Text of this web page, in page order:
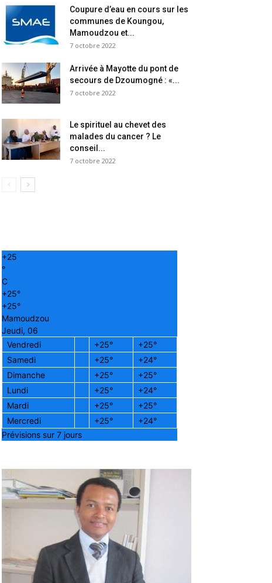
Coupure d’eau en cours sur les
communes de Koungou,
Mamoudzou et...
7 octobre 2022
Arrivée à Mayotte du pont de
secours de Dzoumogné : «...
7 octobre 2022
Le spirituel au chevet des
malades du cancer ? Le
conseil...
7 octobre 2022
+25
°
C
+25°
+25°
Mamoudzou
Jeudi, 06
Vendredi
+25° +25°
Samedi
+25° +24°
Dimanche
+25° +25°
Lundi
+25° +24°
Mardi
+25° +25°
Mercredi
+25° +24°
Prévisions sur 7 jours